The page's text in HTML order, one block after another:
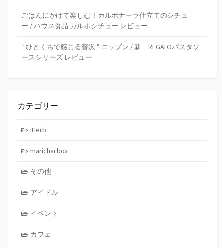
ごはんにかけて楽しむ！カルボナーラ仕立てのシチュ
ー / ハウス食品 カルボシチュー レビュー
“ ひとくちで感じる贅沢 ” ニップン / 新 REGALOパスタソ
ースシリーズ レビュー
カテゴリー
iHerb
marichanbox
その他
アイドル
イベント
カフェ